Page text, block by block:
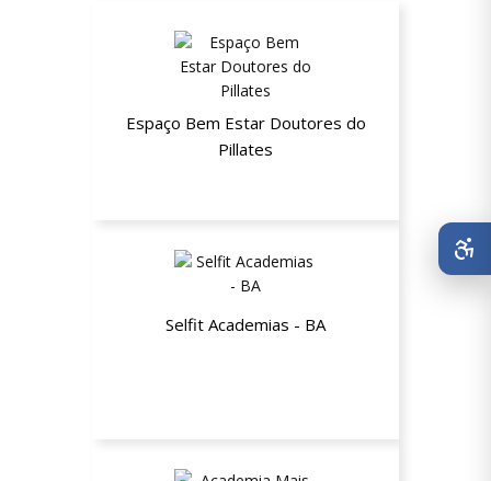
Espaço Bem Estar Doutores do
Pillates
Selfit Academias - BA